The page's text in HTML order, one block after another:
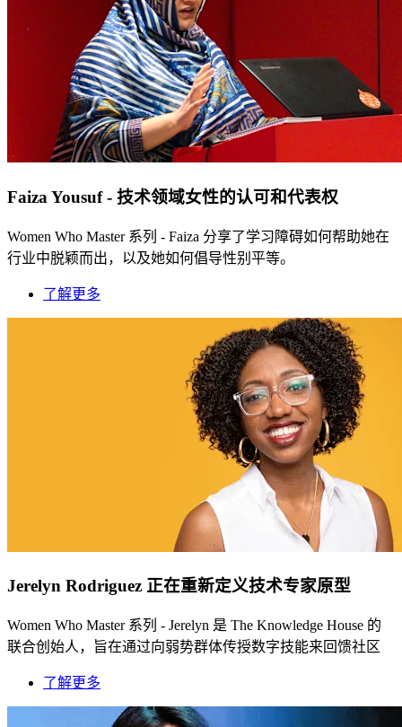
Faiza Yousuf - 技术领域女性的认可和代表权
Women Who Master 系列 - Faiza 分享了学习障碍如何帮助她在
行业中脱颖而出，以及她如何倡导性别平等。
了解更多
Jerelyn Rodriguez 正在重新定义技术专家原型
Women Who Master 系列 - Jerelyn 是 The Knowledge House 的
联合创始人，旨在通过向弱势群体传授数字技能来回馈社区
了解更多